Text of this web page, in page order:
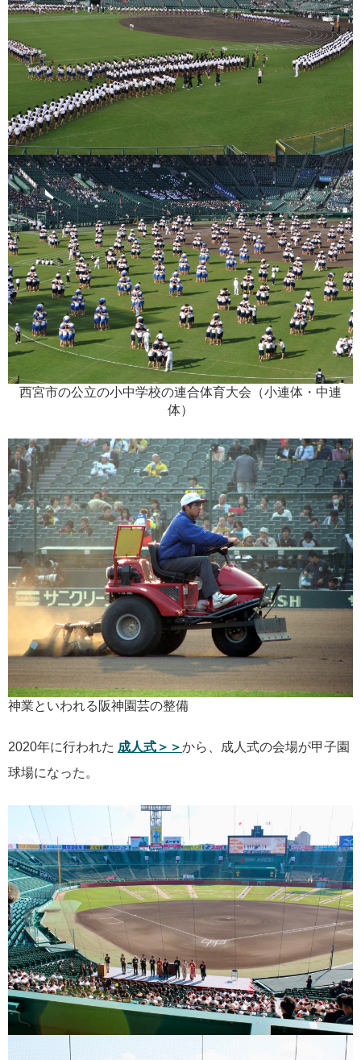
西宮市の公立の小中学校の連合体育大会（小連体・中連
体）
神業といわれる阪神園芸の整備
2020年に行われた 成人式＞＞から、成人式の会場が甲子園
球場になった。